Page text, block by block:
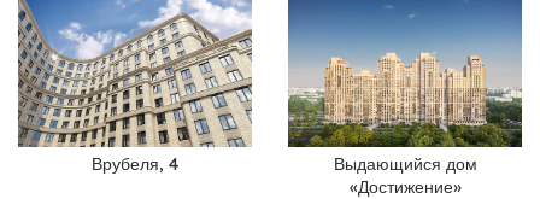
Врубеля, 4
Выдающийся дом
«Достижение»